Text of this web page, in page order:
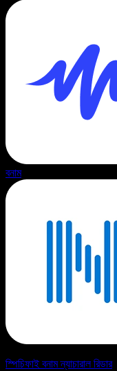
বনাম
স্পিচিফাই বনাম ন্যাচারাল রিডার